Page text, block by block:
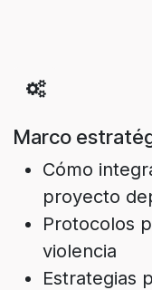
Marco
Cómo
proyecto
Protocolos
violencia
Estrategias